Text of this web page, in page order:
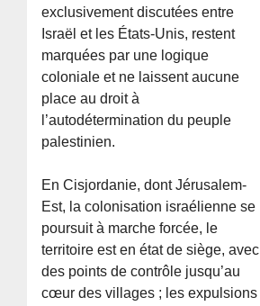
exclusivement discutées entre
Israël et les États-Unis, restent
marquées par une logique
coloniale et ne laissent aucune
place au droit à
l’autodétermination du peuple
palestinien.
En Cisjordanie, dont Jérusalem-
Est, la colonisation israélienne se
poursuit à marche forcée, le
territoire est en état de siège, avec
des points de contrôle jusqu’au
cœur des villages ; les expulsions